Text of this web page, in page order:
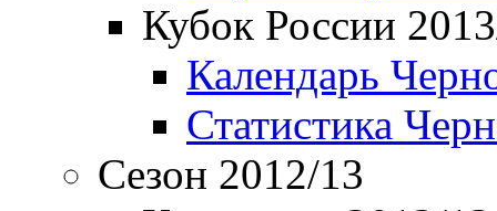
Кубок России
Календарь
Статистика
Сезон 2012/13